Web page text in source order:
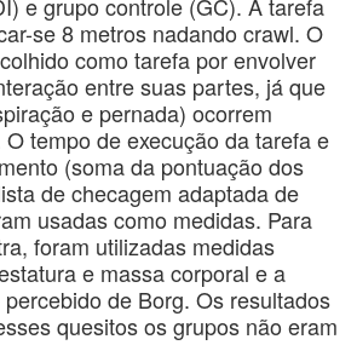
se 8 metros nadando crawl. O
como tarefa por envolver
entre suas partes, já que
e pernada) ocorrem
tempo de execução da tarefa e
(soma da pontuação dos
de checagem adaptada de
usadas como medidas. Para
foram utilizadas medidas
e massa corporal e a
de Borg. Os resultados
quesitos os grupos não eram